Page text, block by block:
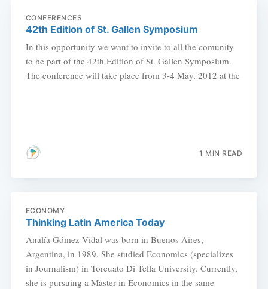
CONFERENCES
42th Edition of St. Gallen Symposium
In this opportunity we want to invite to all the comunity
to be part of the 42th Edition of St. Gallen Symposium.
The conference will take place from 3-4 May, 2012 at the
1 MIN READ
ECONOMY
Thinking Latin America Today
Analía Gómez Vidal was born in Buenos Aires,
Argentina, in 1989. She studied Economics (specializes
in Journalism) in Torcuato Di Tella University. Currently,
she is pursuing a Master in Economics in the same